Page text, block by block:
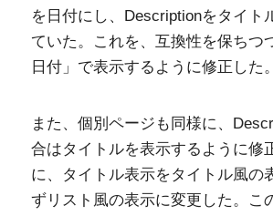
を日付にし、Descriptionをタイト
ていた。これを、互換性を保ちつ
日付」で表示するように修正した。
また、個別ページも同様に、
合はタイトルを表示するように修
に、タイトル表示をタイトル風の
ずリスト風の表示に変更した。こ